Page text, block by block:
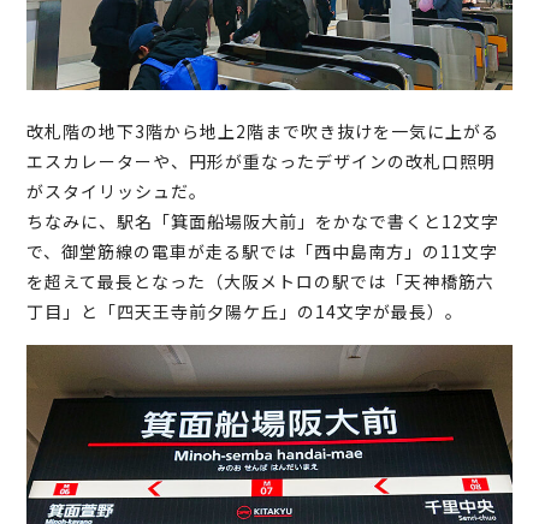
改札階の地下3階から地上2階まで吹き抜けを一気に上がる
エスカレーターや、円形が重なったデザインの改札口照明
がスタイリッシュだ。
ちなみに、駅名「箕面船場阪大前」をかなで書くと12文字
で、御堂筋線の電車が走る駅では「西中島南方」の11文字
を超えて最長となった（大阪メトロの駅では「天神橋筋六
丁目」と「四天王寺前夕陽ケ丘」の14文字が最長）。